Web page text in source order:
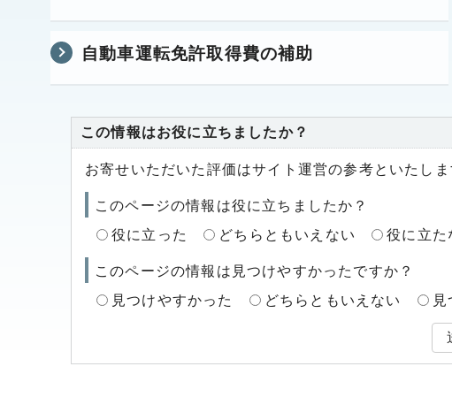
自動車運転免許取得費の補助
この情報はお役に立ちましたか？
お寄せいただいた評価はサイト運営の参考といたしま
このページの情報は役に立ちましたか？
役に立った
どちらともいえない 役に立た
このページの情報は見つけやすかったですか？
見つけやすかった
どちらともいえない